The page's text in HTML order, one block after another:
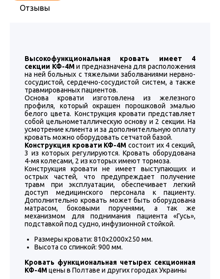
Отзывы
Высокофункциональная кровать имеет 4
секции КФ-4Ми предназначена для расположения
на ней больных с тяжелыми заболваниями нервно-
сосудистой, сердечно-сосудистой систем, а также
травмированных пациентов.
Основа кровати изготовлена из железного
профиля, который окрашен порошковой эмалью
белого цвета. Конструкция кровати представляет
собой цельнометаллическую основу и 2 секции. На
усмотрение клиента и за дополнителльную оплату
кровать можно оборудовать сетчатой базой.
Конструкция кровати КФ-4М состоит их 4 секций,
3 из которых регулируются. Кровать оборудована
4-мя колесами, 2 из которых имеют тормоза.
Конструкция кровати не имеет выступающих и
острых частей, что предупреждает получение
травм при эксплуатации, обеспечивает легкий
доступ медицинского персонала к пациенту.
Дополнительно кровать может быть оборудована
матрасом, боковыми поручнями, а так же
механизмом для поднимания пациента «Гусь»,
подставкой под судно, инфузионной стойкой.
Размеры кровати: 810х2000х250 мм.
Высота со спинкой: 900 мм.
Кровать функциональная четырех секционная
КФ-4Мцены в Полтаве и других городах Украины